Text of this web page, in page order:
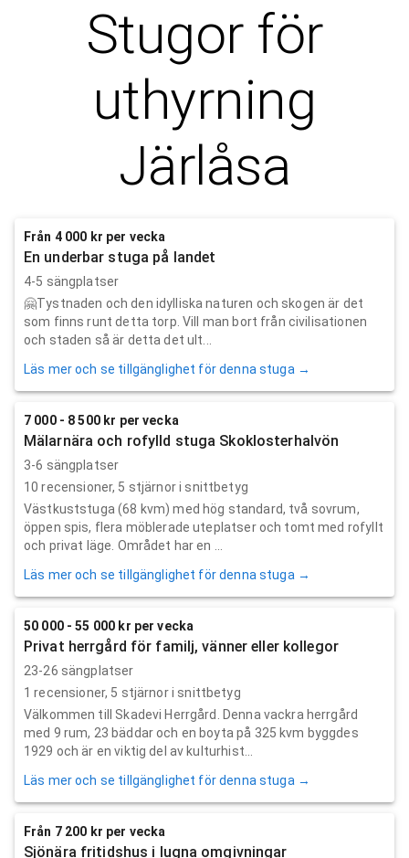
Stugor för
uthyrning
Järlåsa
Från 4 000 kr per vecka
En underbar stuga på landet
4-5 sängplatser
🤗Tystnaden och den idylliska naturen och skogen är det
som finns runt detta torp. Vill man bort från civilisationen
och staden så är detta det ult...
Läs mer och se tillgänglighet för denna stuga →
7 000 - 8 500 kr per vecka
Mälarnära och rofylld stuga Skoklosterhalvön
3-6 sängplatser
10 recensioner, 5 stjärnor i snittbetyg
Västkuststuga (68 kvm) med hög standard, två sovrum,
öppen spis, flera möblerade uteplatser och tomt med rofyllt
och privat läge. Området har en ...
Läs mer och se tillgänglighet för denna stuga →
50 000 - 55 000 kr per vecka
Privat herrgård för familj, vänner eller kollegor
23-26 sängplatser
1 recensioner, 5 stjärnor i snittbetyg
Välkommen till Skadevi Herrgård. Denna vackra herrgård
med 9 rum, 23 bäddar och en boyta på 325 kvm byggdes
1929 och är en viktig del av kulturhist...
Läs mer och se tillgänglighet för denna stuga →
Från 7 200 kr per vecka
Sjönära fritidshus i lugna omgivningar